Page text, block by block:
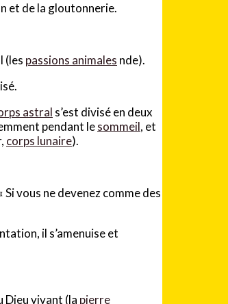
et de la gloutonnerie.
(les passions animales nde).
astral s’est divisé en deux
pendant lesommeil, et
corps lunaire).
Si vous ne devenez comme des
il s’amenuise et
Dieu vivant (la pierre